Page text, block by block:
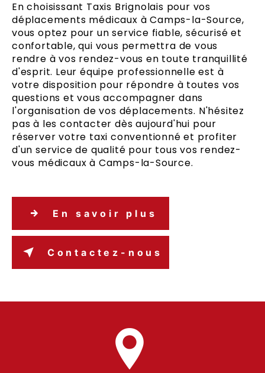
En choisissant Taxis Brignolais pour vos
déplacements médicaux à Camps-la-Source,
vous optez pour un service fiable, sécurisé et
confortable, qui vous permettra de vous
rendre à vos rendez-vous en toute tranquillité
d'esprit. Leur équipe professionnelle est à
votre disposition pour répondre à toutes vos
questions et vous accompagner dans
l'organisation de vos déplacements. N'hésitez
pas à les contacter dès aujourd'hui pour
réserver votre taxi conventionné et profiter
d'un service de qualité pour tous vos rendez-
vous médicaux à Camps-la-Source.
En savoir plus
Contactez-nous